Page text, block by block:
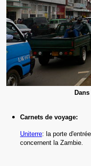
Carnets de voyage:
Uniterre: la porte
concernent la Zambie.